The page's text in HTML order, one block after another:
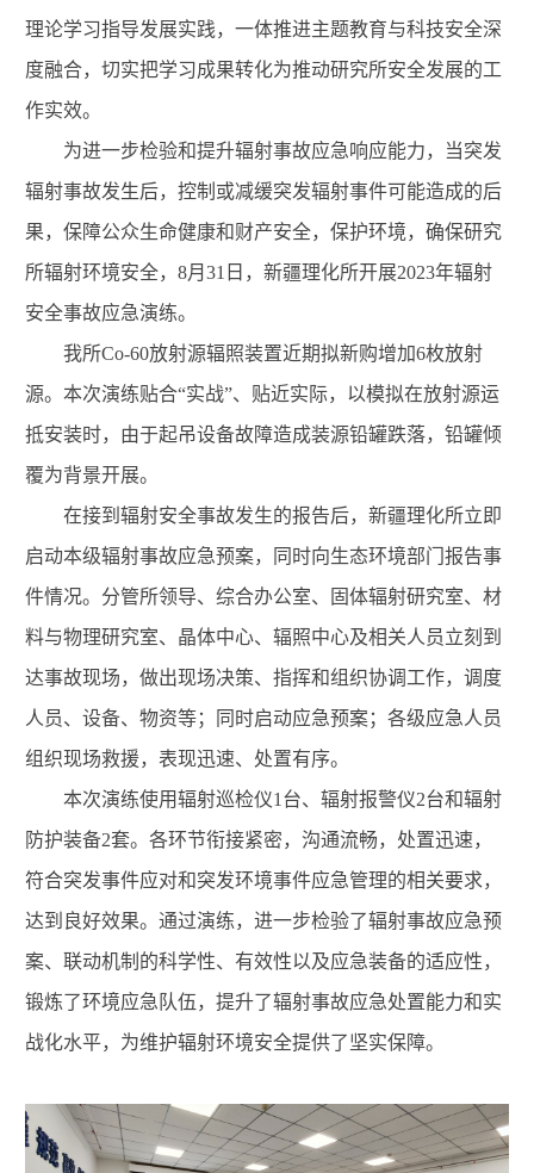
理论学习指导发展实践，一体推进主题教育与科技安全深
度融合，切实把学习成果转化为推动研究所安全发展的工
作实效。
为进一步检验和提升辐射事故应急响应能力，当突发
辐射事故发生后，控制或减缓突发辐射事件可能造成的后
果，保障公众生命健康和财产安全，保护环境，确保研究
所辐射环境安全，8月31日，新疆理化所开展2023年辐射
安全事故应急演练。
我所Co-60放射源辐照装置近期拟新购增加6枚放射
源。本次演练贴合“实战”、贴近实际，以模拟在放射源运
抵安装时，由于起吊设备故障造成装源铅罐跌落，铅罐倾
覆为背景开展。
在接到辐射安全事故发生的报告后，新疆理化所立即
启动本级辐射事故应急预案，同时向生态环境部门报告事
件情况。分管所领导、综合办公室、固体辐射研究室、材
料与物理研究室、晶体中心、辐照中心及相关人员立刻到
达事故现场，做出现场决策、指挥和组织协调工作，调度
人员、设备、物资等；同时启动应急预案；各级应急人员
组织现场救援，表现迅速、处置有序。
本次演练使用辐射巡检仪1台、辐射报警仪2台和辐射
防护装备2套。各环节衔接紧密，沟通流畅，处置迅速，
符合突发事件应对和突发环境事件应急管理的相关要求，
达到良好效果。通过演练，进一步检验了辐射事故应急预
案、联动机制的科学性、有效性以及应急装备的适应性，
锻炼了环境应急队伍，提升了辐射事故应急处置能力和实
战化水平，为维护辐射环境安全提供了坚实保障。